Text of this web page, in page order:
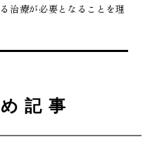
治療が必要となることを理
記事